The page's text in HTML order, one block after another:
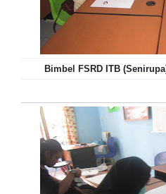
Bimbel FSRD ITB